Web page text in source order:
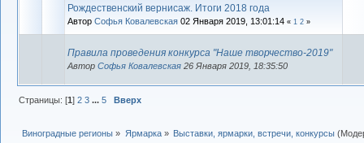
Рождественский вернисаж. Итоги 2018 года
Автор Софья Ковалевская 02 Января 2019, 13:01:14 « 1 2 »
Правила проведения конкурса "Наше творчество-2019"
Автор Софья Ковалевская 26 Января 2019, 18:35:50
Страницы: [1]2 3 ...5 Вверх
Виноградные регионы » Ярмарка» Выставки, ярмарки, встречи, конкурсы